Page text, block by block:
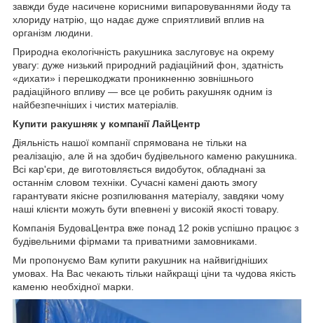
завжди буде насичене корисними випаровуваннями йоду та
хлориду натрію, що надає дуже сприятливий вплив на
організм людини.
Природна екологічність ракушника заслуговує на окрему
увагу: дуже низький природний радіаційний фон, здатність
«дихати» і перешкоджати проникненню зовнішнього
радіаційного впливу — все це робить ракушняк одним із
найбезпечніших і чистих матеріалів.
Купити ракушняк у компанії ЛайЦентр
Діяльність нашої компанії спрямована не тільки на
реалізацію, але й на здобич будівельного каменю ракушника.
Всі кар'єри, де виготовляється видобуток, обладнані за
останнім словом техніки. Сучасні камені дають змогу
гарантувати якісне розпилювання матеріалу, завдяки чому
наші клієнти можуть бути впевнені у високій якості товару.
Компанія БудоваЦентра вже понад 12 років успішно працює з
будівельними фірмами та приватними замовниками.
Ми пропонуємо Вам купити ракушник на найвигідніших
умовах. На Вас чекають тільки найкращі ціни та чудова якість
каменю необхідної марки.